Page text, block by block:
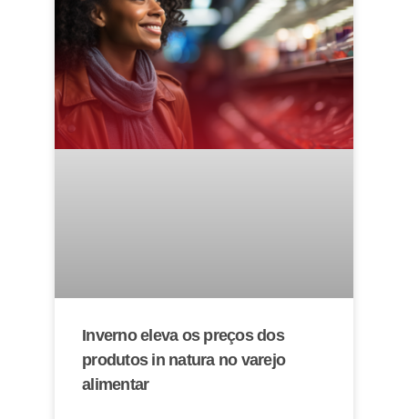
Inverno eleva os preços dos
produtos in natura no varejo
alimentar